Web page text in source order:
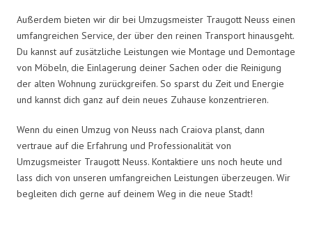
Außerdem bieten wir dir bei Umzugsmeister Traugott Neuss einen
umfangreichen Service, der über den reinen Transport hinausgeht.
Du kannst auf zusätzliche Leistungen wie Montage und Demontage
von Möbeln, die Einlagerung deiner Sachen oder die Reinigung
der alten Wohnung zurückgreifen. So sparst du Zeit und Energie
und kannst dich ganz auf dein neues Zuhause konzentrieren.
Wenn du einen Umzug von Neuss nach Craiova planst, dann
vertraue auf die Erfahrung und Professionalität von
Umzugsmeister Traugott Neuss. Kontaktiere uns noch heute und
lass dich von unseren umfangreichen Leistungen überzeugen. Wir
begleiten dich gerne auf deinem Weg in die neue Stadt!